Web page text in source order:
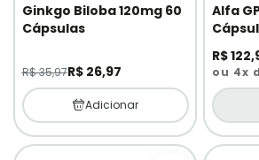
Ginkgo Biloba 120mg 60
Cápsulas
R$ 35,97R$ 26,97
Adicionar
Alfa
R$
ou 4x